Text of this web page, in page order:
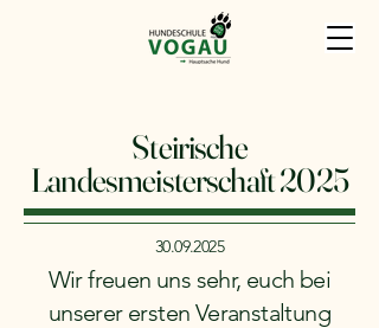
Steirische
Landesmeisterschaft 2025
30.09.2025
Wir freuen uns sehr, euch bei
unserer ersten Veranstaltung